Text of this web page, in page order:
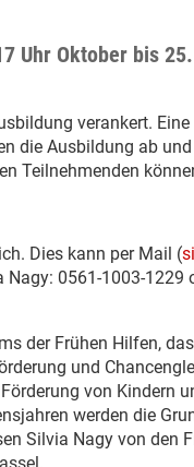
Uhr Oktober bis
verankert.
die Ausbildung ab
Teilnehmenden
Dies kann per Mail (
0561-1003-1229
der Frühen Hilfen,
und
von Kindern
werden die
Silvia Nagy von den